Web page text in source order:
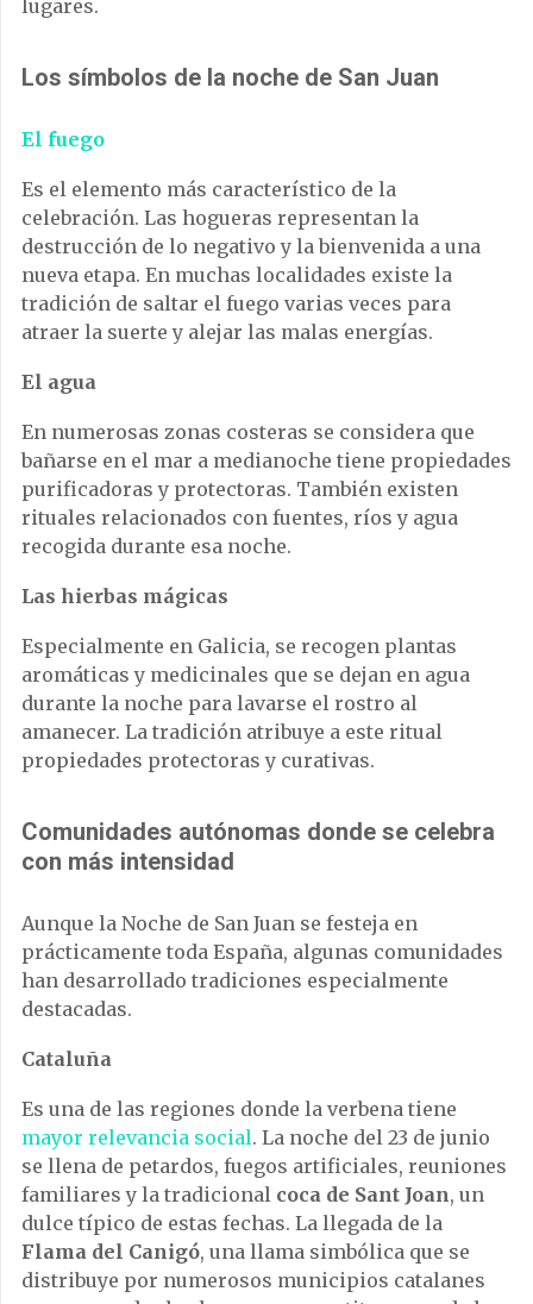
lugares.
Los símbolos de la noche de San Juan
El fuego
Es el elemento más característico de la
celebración. Las hogueras representan la
destrucción de lo negativo y la bienvenida a una
nueva etapa. En muchas localidades existe la
tradición de saltar el fuego varias veces para
atraer la suerte y alejar las malas energías.
El agua
En numerosas zonas costeras se considera que
bañarse en el mar a medianoche tiene propiedades
purificadoras y protectoras. También existen
rituales relacionados con fuentes, ríos y agua
recogida durante esa noche.
Las hierbas mágicas
Especialmente en Galicia, se recogen plantas
aromáticas y medicinales que se dejan en agua
durante la noche para lavarse el rostro al
amanecer. La tradición atribuye a este ritual
propiedades protectoras y curativas.
Comunidades autónomas donde se celebra
con más intensidad
Aunque la Noche de San Juan se festeja en
prácticamente toda España, algunas comunidades
han desarrollado tradiciones especialmente
destacadas.
Cataluña
Es una de las regiones donde la verbena tiene
mayor relevancia social. La noche del 23 de junio
se llena de petardos, fuegos artificiales, reuniones
familiares y la tradicional coca de Sant Joan, un
dulce típico de estas fechas. La llegada de la
Flama del Canigó, una llama simbólica que se
distribuye por numerosos municipios catalanes